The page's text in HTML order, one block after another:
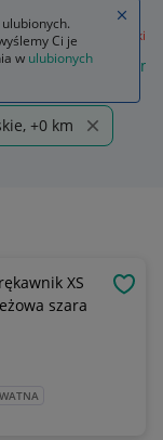
damska Kamizelki
dla dzieci
+0 km
XS
szara
Ci je
w ulubionych